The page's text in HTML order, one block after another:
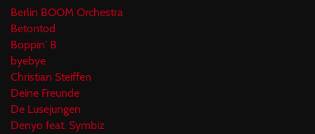
Berlin BOOM Orchestra
Betontod
Boppin' B
byebye
Christian Steiffen
Deine Freunde
De Lusejungen
Denyo feat. Symbiz